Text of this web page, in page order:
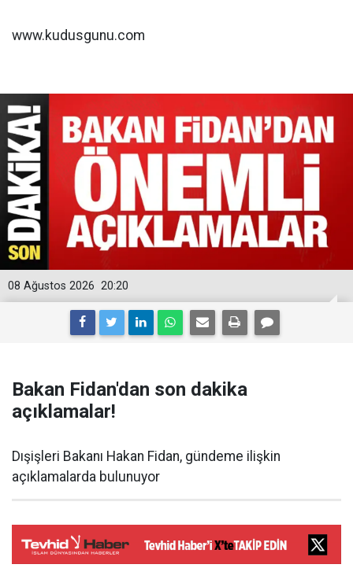
www.kudusgunu.com
20:20
08 Ağustos 2026
Bakan Fidan'dan son dakika
açıklamalar!
Dışişleri Bakanı Hakan Fidan, gündeme ilişkin
açıklamalarda bulunuyor